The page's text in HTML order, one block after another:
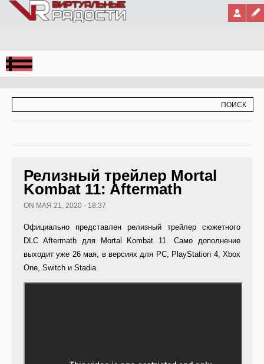
Jump to Navigation
Релизный трейлер Mortal
Kombat 11: Aftermath
ON МАЯ 21, 2020 - 18:37
Официально представлен релизный трейлер сюжетного
DLC Aftermath для Mortal Kombat 11. Само дополнение
выходит уже 26 мая, в версиях для PC, PlayStation 4, Xbox
One, Switch и Stadia.